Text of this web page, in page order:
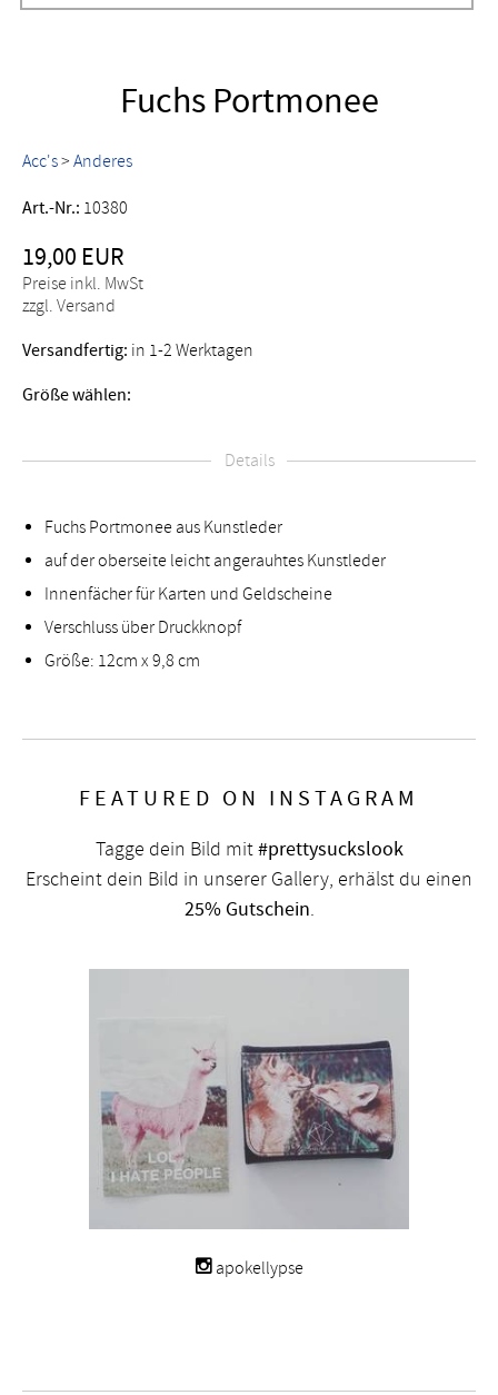
Fuchs Portmonee
Acc's> Anderes
Art.-Nr.: 10380
19,00 EUR
Preise inkl. MwSt
zzgl. Versand
Versandfertig: in 1-2 Werktagen
Größe wählen:
Details
Fuchs Portmonee aus Kunstleder
auf der oberseite leicht angerauhtes Kunstleder
Innenfächer für Karten und Geldscheine
Verschluss über Druckknopf
Größe: 12cm x 9,8 cm
FEATURED ON INSTAGRAM
Tagge dein Bild mit#prettysuckslook
Erscheint dein Bild in unserer Gallery, erhälst du einen
25% Gutschein.
apokellypse